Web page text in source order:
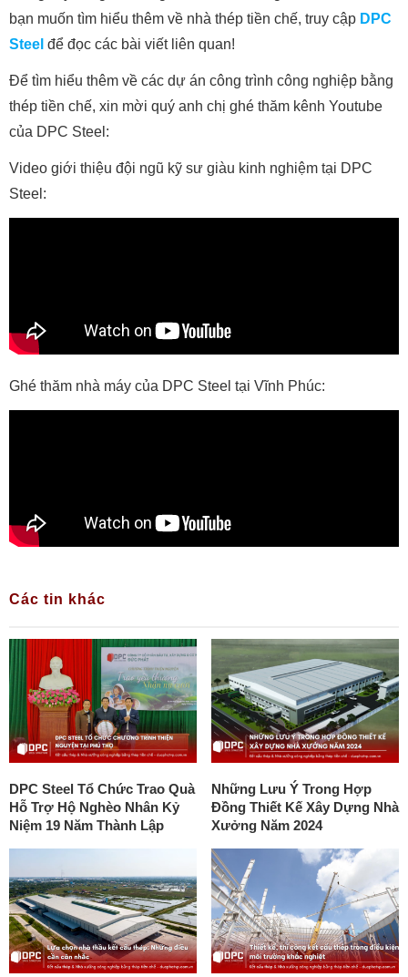
bạn muốn tìm hiểu thêm về nhà thép tiền chế, truy cập DPC
Steel để đọc các bài viết liên quan!
Để tìm hiểu thêm về các dự án công trình công nghiệp bằng
thép tiền chế, xin mời quý anh chị ghé thăm kênh Youtube
của DPC Steel:
Video giới thiệu đội ngũ kỹ sư giàu kinh nghiệm tại DPC
Steel:
Ghé thăm nhà máy của DPC Steel tại Vĩnh Phúc:
Các tin khác
DPC Steel Tổ Chức Trao Quà
Hỗ Trợ Hộ Nghèo Nhân Kỷ
Niệm 19 Năm Thành Lập
Những Lưu Ý Trong Hợp
Đồng Thiết Kế Xây Dựng Nhà
Xưởng Năm 2024